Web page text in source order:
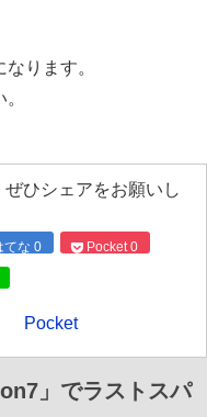
ります。
ひシェアをお願いし
てな 0 Pocket 0
Pocket
」でラストスパ